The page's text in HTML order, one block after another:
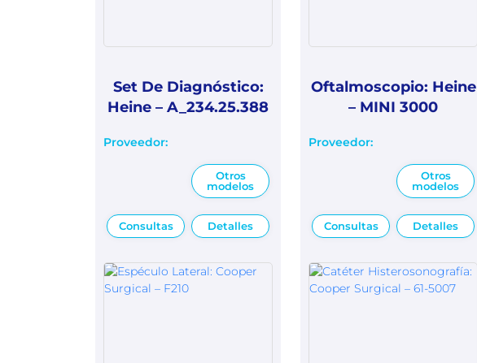
Set De Diagnóstico:
Heine – A_234.25.388
Proveedor:
Otros
modelos
Consultas Detalles
Oftalmoscopio: Heine
– MINI 3000
Proveedor:
Otros
modelos
Consultas Detalles